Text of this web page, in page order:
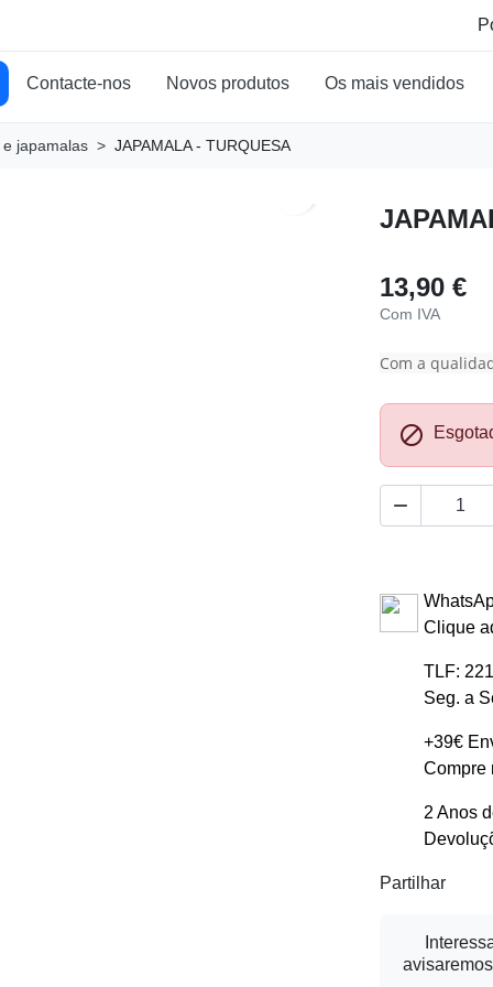
Contacte-nos Novos produtos Os mais vendidos
e japamalas JAPAMALA - TURQUESA
13,90 €
Com IVA
Com a


Clique
TLF:
Seg. a
+39€
Compre
2 Anos
Partilhar